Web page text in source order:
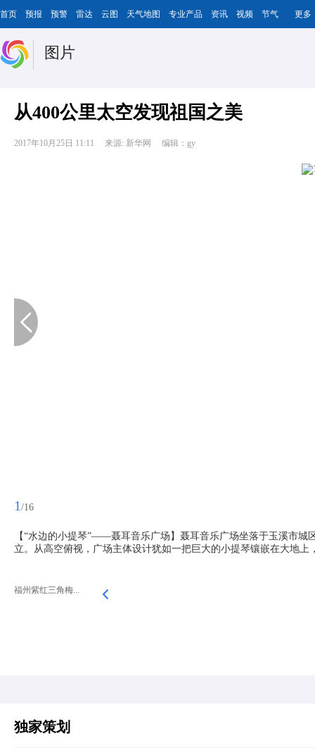
首页 预报 预警 雷达 云图 天气地图 专业产品 资讯 视频 节气 更多
图片
从400公里太空发现祖国之美
2017年10月25日 11:11 来源: 新华网 编辑：gy
1 /16
【“水边的小提琴”——聂耳音乐广场】聂耳音乐广场坐落于玉溪市
立。从高空俯视，广场主体设计犹如一把巨大的小提琴镶嵌在大地上
福州紫红三角梅...
独家策划